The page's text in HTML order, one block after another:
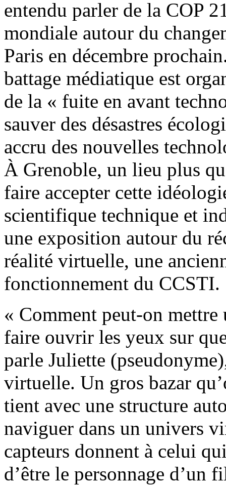
entendu parler de la COP
mondiale autour du
Paris en décembre
battage médiatique est
de la « fuite en avant
sauver des désastres
accru des nouvelles
À Grenoble, un lieu plus
faire accepter cette
scientifique technique et
une exposition autour du
réalité virtuelle, une
fonctionnement du CCSTI.
« Comment peut-on mettre
faire ouvrir les yeux sur
parle Juliette
virtuelle. Un gros bazar
tient avec une structure
naviguer dans un univers
capteurs donnent à celui
d’être le personnage d’un